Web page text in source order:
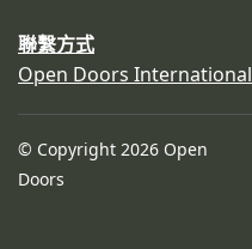
聯繫方式
Open Doors International
© Copyright 2026 Open
Doors